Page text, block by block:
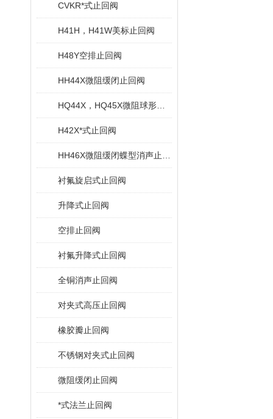
CVKR*式止回阀
H41H，H41W美标止回阀
H48Y空排止回阀
HH44X微阻缓闭止回阀
H42X*式止回阀
衬氟旋启式止回阀
升降式止回阀
空排止回阀
衬氟升降式止回阀
全铜消声止回阀
对夹式高压止回阀
橡胶瓣止回阀
不锈钢对夹式止回阀
微阻缓闭止回阀
*式法兰止回阀